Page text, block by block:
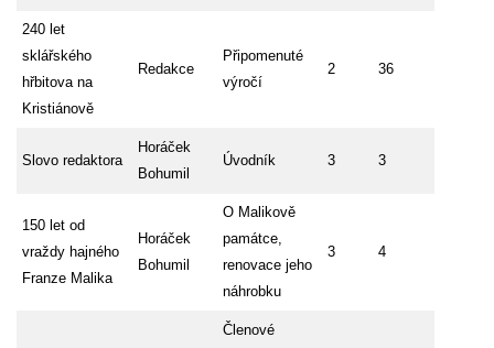
240 let
sklářského
hřbitova na
Kristiánově
Redakce
Připomenuté
výročí
2 36
Slovo redaktora
Horáček
Bohumil
Úvodník 3 3
150 let od
vraždy hajného
Franze Malika
Horáček
Bohumil
O Malikově
památce,
renovace jeho
náhrobku
3 4
Členové